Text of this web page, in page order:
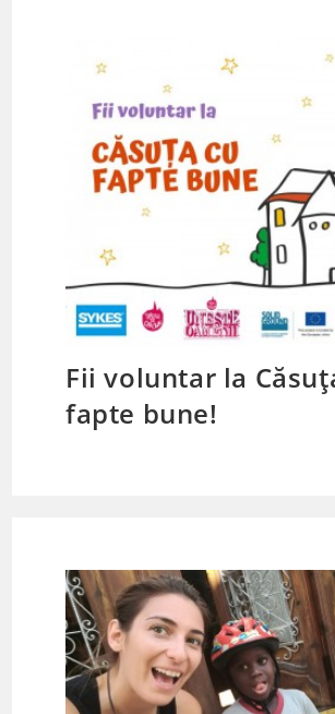
Fii voluntar la
fapte bune!